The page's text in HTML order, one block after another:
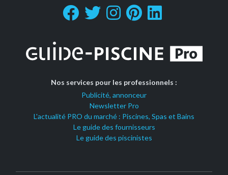
Nos services pour les professionnels :
Publicité, annonceur
Newsletter Pro
L'actualité PRO du marché : Piscines, Spas et Bains
Le guide des fournisseurs
Le guide des piscinistes